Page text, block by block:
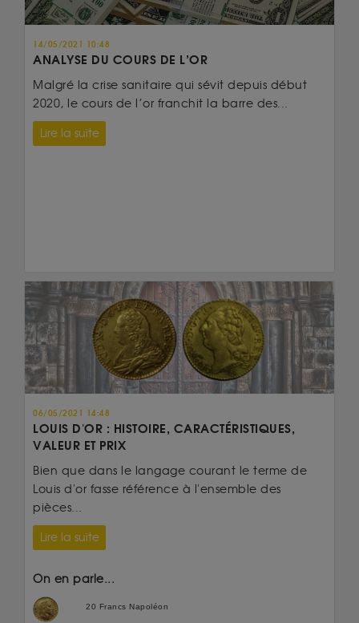
14/05/2021 10:48
ANALYSE DU COURS DE L’OR
Malgré la crise sanitaire qui sévit depuis début
2020, le cours de l’or franchit la barre des...
Lire la suite
06/05/2021 14:48
LOUIS D'OR : HISTOIRE, CARACTÉRISTIQUES,
VALEUR ET PRIX
Bien que dans le langage courant le terme de
Louis d'or fasse référence à l'ensemble des
pièces...
Lire la suite
On en parle...
20 Francs Napoléon